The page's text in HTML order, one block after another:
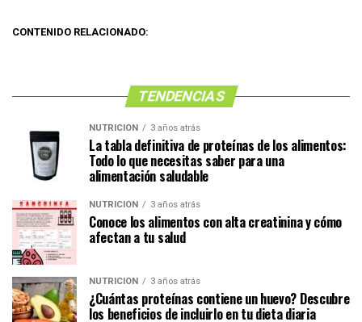
CONTENIDO RELACIONADO:
TENDENCIAS
NUTRICIÓN 3 años atrás
La tabla definitiva de proteínas de los alimentos:
Todo lo que necesitas saber para una
alimentación saludable
NUTRICIÓN 3 años atrás
Conoce los alimentos con alta creatinina y cómo
afectan a tu salud
NUTRICIÓN 3 años atrás
¿Cuántas proteínas contiene un huevo? Descubre
los beneficios de incluirlo en tu dieta diaria